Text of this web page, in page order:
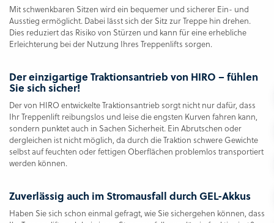
Mit schwenkbaren Sitzen wird ein bequemer und sicherer Ein- und
Ausstieg ermöglicht. Dabei lässt sich der Sitz zur Treppe hin drehen.
Dies reduziert das Risiko von Stürzen und kann für eine erhebliche
Erleichterung bei der Nutzung Ihres Treppenlifts sorgen.
Der einzigartige Traktionsantrieb von HIRO – fühlen
Sie sich sicher!
Der von HIRO entwickelte Traktionsantrieb sorgt nicht nur dafür, dass
Ihr Treppenlift reibungslos und leise die engsten Kurven fahren kann,
sondern punktet auch in Sachen Sicherheit. Ein Abrutschen oder
dergleichen ist nicht möglich, da durch die Traktion schwere Gewichte
selbst auf feuchten oder fettigen Oberflächen problemlos transportiert
werden können.
Zuverlässig auch im Stromausfall durch GEL-Akkus
Haben Sie sich schon einmal gefragt, wie Sie sichergehen können, dass